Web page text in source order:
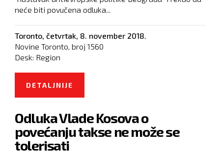
neće biti povučena odluka...
Toronto, četvrtak, 8. november 2018.
Novine Toronto, broj 1560
Desk: Region
DETALJNIJE
POLITIKE BEOGRADA PREMA
KOSOVU
Odluka Vlade Kosova o
povećanju takse ne može se
tolerisati